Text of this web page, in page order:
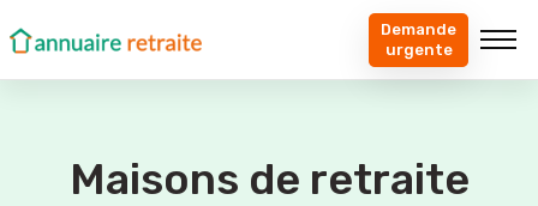
Demande
urgente
Maisons de retraite